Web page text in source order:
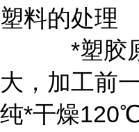
塑料的处理
*塑胶原
大，加工前
纯*干燥